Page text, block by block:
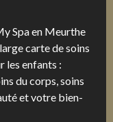
Spa en Meurthe
carte de soins
les enfants :
du corps, soins
et votre bien-